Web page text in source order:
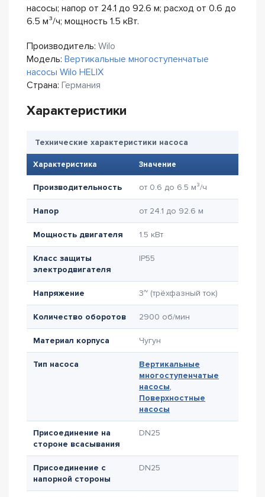
насосы; напор от 24.1 до 92.6 м; расход от 0.6 до
6.5 м³/ч; мощность 1.5 кВт.
Производитель: Wilo
Модель: Вертикальные многоступенчатые
насосы Wilo HELIX
Страна: Германия
Характеристики
Технические характеристики насоса
Характеристика Значение
Производительность от 0.6 до 6.5 м³/ч
Напор от 24.1 до 92.6 м
Мощность двигателя 1.5 кВт
Класс защиты
электродвигателя
IP55
Напряжение 3~ (трёхфазный ток)
Количество оборотов 2900 об/мин
Материал корпуса Чугун
Тип насоса
Вертикальные
многоступенчатые
насосы,
Поверхностные
насосы
Присоединение на
стороне всасывания
DN25
Присоединение с
напорной стороны
DN25